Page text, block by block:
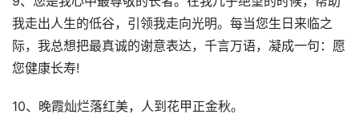
我走出人生的低谷，引领我走向光明。每当您生日来临之
际，我总想把最真诚的谢意表达，千言万语，凝成一句：愿
您健康长寿!
10、晚霞灿烂落红美，人到花甲正金秋。